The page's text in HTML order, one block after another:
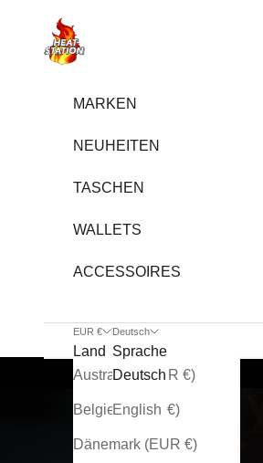
heatstation
MARKEN
NEUHEITEN
TASCHEN
WALLETS
ACCESSOIRES
EUR €
Land
Australien (EUR €)
Belgien (EUR €)
Dänemark (EUR €)
Deutsch
Sprache
Deutsch
English